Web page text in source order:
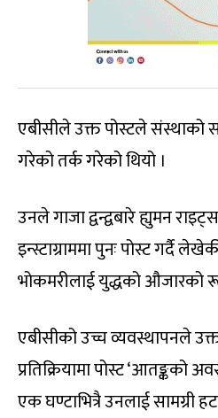
एबीसीले उक्त पोस्टले संस्थाको
गरेको तर्क गरेको थियो ।
उनले गाजा द्वन्द्वबारे ह्युमन
इन्स्टाग्राममा पुनः पोस्ट गर्दै
भोकमरीलाई युद्धको औजारको
एबीसीको उच्च व्यवस्थापनले
प्रतिक्रियामा पोस्ट ‘आतङ्कको
एक घण्टाभित्रै उनलाई सामग्री